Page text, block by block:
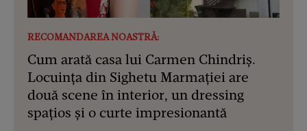
RECOMANDAREA NOASTRĂ:
Cum arată casa lui Carmen Chindriș.
Locuința din Sighetu Marmației are
două scene în interior, un dressing
spațios și o curte impresionantă